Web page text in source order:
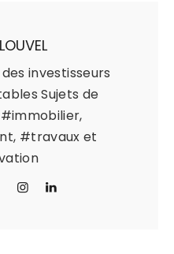
investisseurs
Sujets de
#travaux et